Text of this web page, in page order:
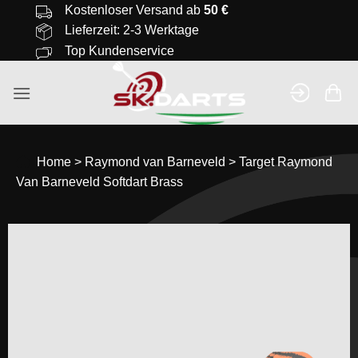
springen
Kostenloser Versand ab 50 €
Lieferzeit: 2-3 Werktage
Top Kundenservice
Home > Raymond van Barneveld > Target Raymond
Van Barneveld Softdart Brass